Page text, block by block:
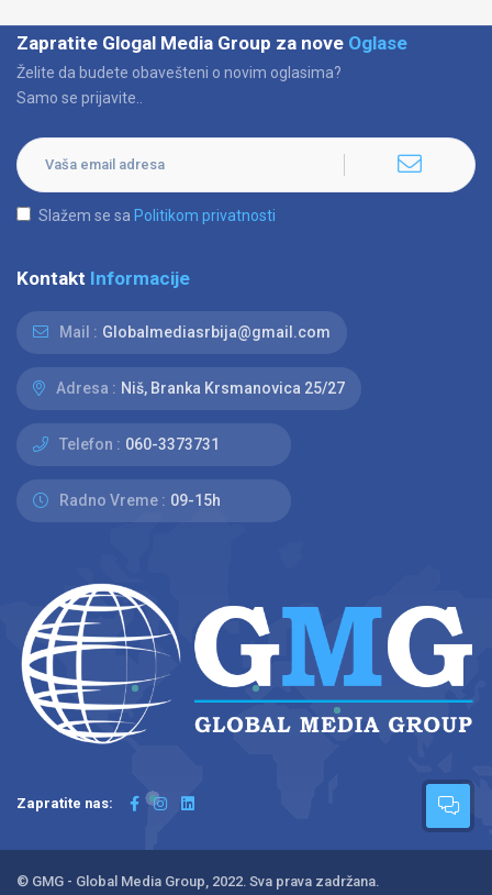
Zapratite Glogal Media Group za nove Oglase
Želite da budete obavešteni o novim oglasima?
Samo se prijavite..
Slažem se sa Politikom privatnosti
Kontakt Informacije
Mail : Globalmediasrbija@gmail.com
Adresa : Niš, Branka Krsmanovica 25/27
Telefon : 060-3373731
Radno Vreme : 09-15h
Zapratite nas:
© GMG - Global Media Group, 2022. Sva prava zadržana.